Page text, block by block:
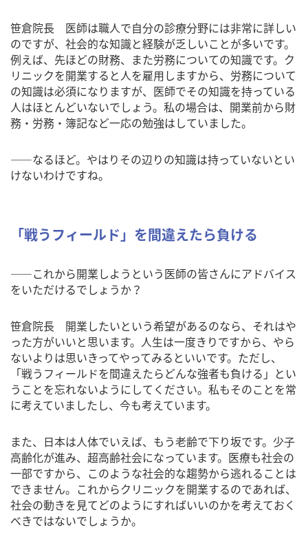
笹倉院長 医師は職人で自分の診療分野には非常に詳しい
のですが、社会的な知識と経験が乏しいことが多いです。
例えば、先ほどの財務、また労務についての知識です。ク
リニックを開業すると人を雇用しますから、労務について
の知識は必須になりますが、医師でその知識を持っている
人はほとんどいないでしょう。私の場合は、開業前から財
務・労務・簿記など一応の勉強はしていました。
――なるほど。やはりその辺りの知識は持っていないとい
けないわけですね。
「戦うフィールド」を間違えたら負ける
――これから開業しようという医師の皆さんにアドバイス
をいただけるでしょうか？
笹倉院長 開業したいという希望があるのなら、それはや
った方がいいと思います。人生は一度きりですから、やら
ないよりは思いきってやってみるといいです。ただし、
「戦うフィールドを間違えたらどんな強者も負ける」とい
うことを忘れないようにしてください。私もそのことを常
に考えていましたし、今も考えています。
また、日本は人体でいえば、もう老齢で下り坂です。少子
高齢化が進み、超高齢社会になっています。医療も社会の
一部ですから、このような社会的な趨勢から逃れることは
できません。これからクリニックを開業するのであれば、
社会の動きを見てどのようにすればいいのかを考えておく
べきではないでしょうか。